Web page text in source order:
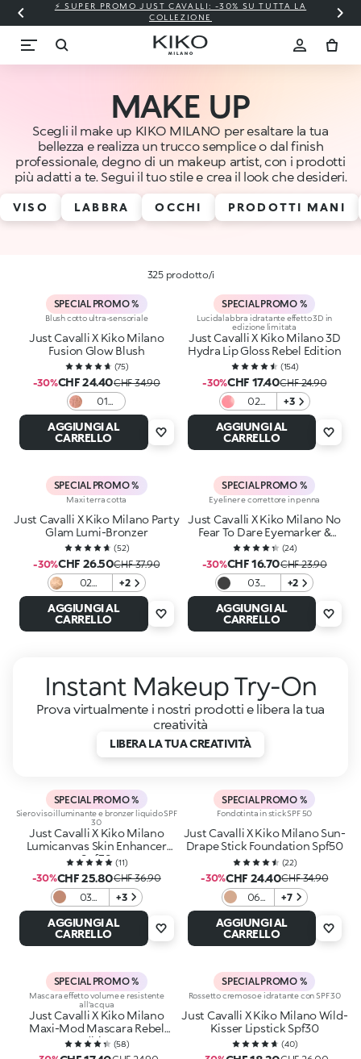
⚡ SUPER PROMO JUST CAVALLI: -30% SU TUTTA LA
COLLEZIONE
MAKE UP
Scegli il make up KIKO MILANO per esaltare la tua
bellezza e realizza un trucco semplice o dal finish
professionale, degno di un makeup artist, con i prodotti
più adatti a te. Segui il tuo stile e crea il look che desideri.
VISO LABBRA OCCHI PRODOTTI MANI
325 prodotto/i
SPECIAL PROMO %
Blush cotto ultra-sensoriale
Just Cavalli X Kiko Milano
Fusion Glow Blush
(75)
-30%CHF 24.40CHF 34.90
01
Sunlit
Mocha
AGGIUNGI AL
CARRELLO
SPECIAL PROMO %
Lucidalabbra idratante effetto 3D in
edizione limitata
Just Cavalli X Kiko Milano 3D
Hydra Lip Gloss Rebel Edition
(154)
-30%CHF 17.40CHF 24.90
02
Jaguar
Nectar
+3
AGGIUNGI AL
CARRELLO
SPECIAL PROMO %
Maxi terra cotta
Just Cavalli X Kiko Milano Party
Glam Lumi-Bronzer
(52)
-30%CHF 26.50CHF 37.90
02
Savanna
Toffee
+2
AGGIUNGI AL
CARRELLO
SPECIAL PROMO %
Eyeliner e correttore in penna
Just Cavalli X Kiko Milano No
Fear To Dare Eyemarker &
Eraser (24)
-30%CHF 16.70CHF 23.90
03
Blackout
Night
+2
AGGIUNGI AL
CARRELLO
Instant Makeup Try-On
Prova virtualmente i nostri prodotti e libera la tua
creatività
LIBERA LA TUA CREATIVITÀ
SPECIAL PROMO %
Siero viso illuminante e bronzer liquido SPF
30
Just Cavalli X Kiko Milano
Lumicanvas Skin Enhancer
Spf30 (11)
-30%CHF 25.80CHF 36.90
03
Savage
Amber
+3
AGGIUNGI AL
CARRELLO
SPECIAL PROMO %
Fondotinta in stick SPF 50
Just Cavalli X Kiko Milano Sun-
Drape Stick Foundation Spf50
(22)
-30%CHF 24.40CHF 34.90
06
Toffee
Fever
+7
AGGIUNGI AL
CARRELLO
SPECIAL PROMO %
Mascara effetto volume e resistente
all'acqua
Just Cavalli X Kiko Milano
Maxi-Mod Mascara Rebel
Edition(58)
SPECIAL PROMO %
Rossetto cremoso e idratante con SPF 30
Just Cavalli X Kiko Milano Wild-
Kisser Lipstick Spf30
(40)